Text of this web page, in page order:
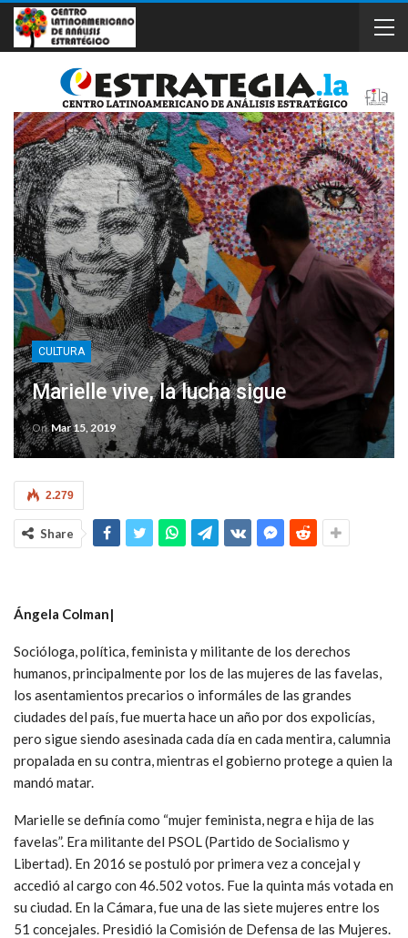
CULTURA
Marielle vive, la lucha sigue
OnMar 15, 2019
2.279
Share
Ángela Colman|
Socióloga, política, feminista y militante de los derechos
humanos, principalmente por los de las mujeres de las favelas,
los asentamientos precarios o informáles de las grandes
ciudades del país, fue muerta hace un año por dos expolicías,
pero sigue siendo asesinada cada día en cada mentira, calumnia
propalada en su contra, mientras el gobierno protege a quien la
mandó matar.
Marielle se definía como “mujer feminista, negra e hija de las
favelas”. Era militante del PSOL (Partido de Socialismo y
Libertad). En 2016 se postuló por primera vez a concejal y
accedió al cargo con 46.502 votos. Fue la quinta más votada en
su ciudad. En la Cámara, fue una de las siete mujeres entre los
51 concejales. Presidió la Comisión de Defensa de las Mujeres.